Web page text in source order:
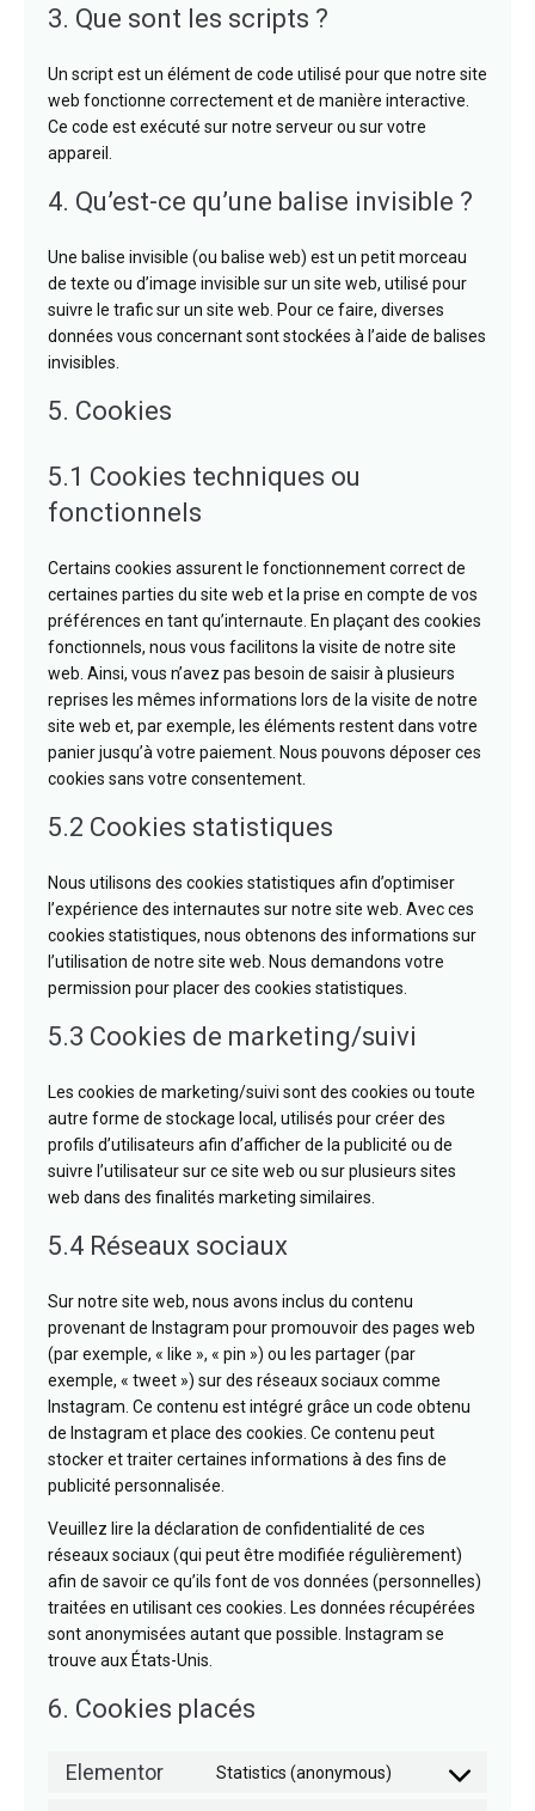
3. Que sont les scripts ?
Un script est un élément de code utilisé pour que notre site
web fonctionne correctement et de manière interactive.
Ce code est exécuté sur notre serveur ou sur votre
appareil.
4. Qu’est-ce qu’une balise invisible ?
Une balise invisible (ou balise web) est un petit morceau
de texte ou d’image invisible sur un site web, utilisé pour
suivre le trafic sur un site web. Pour ce faire, diverses
données vous concernant sont stockées à l’aide de balises
invisibles.
5. Cookies
5.1 Cookies techniques ou
fonctionnels
Certains cookies assurent le fonctionnement correct de
certaines parties du site web et la prise en compte de vos
préférences en tant qu’internaute. En plaçant des cookies
fonctionnels, nous vous facilitons la visite de notre site
web. Ainsi, vous n’avez pas besoin de saisir à plusieurs
reprises les mêmes informations lors de la visite de notre
site web et, par exemple, les éléments restent dans votre
panier jusqu’à votre paiement. Nous pouvons déposer ces
cookies sans votre consentement.
5.2 Cookies statistiques
Nous utilisons des cookies statistiques afin d’optimiser
l’expérience des internautes sur notre site web. Avec ces
cookies statistiques, nous obtenons des informations sur
l’utilisation de notre site web. Nous demandons votre
permission pour placer des cookies statistiques.
5.3 Cookies de marketing/suivi
Les cookies de marketing/suivi sont des cookies ou toute
autre forme de stockage local, utilisés pour créer des
profils d’utilisateurs afin d’afficher de la publicité ou de
suivre l’utilisateur sur ce site web ou sur plusieurs sites
web dans des finalités marketing similaires.
5.4 Réseaux sociaux
Sur notre site web, nous avons inclus du contenu
provenant de Instagram pour promouvoir des pages web
(par exemple, « like », « pin ») ou les partager (par
exemple, « tweet ») sur des réseaux sociaux comme
Instagram. Ce contenu est intégré grâce un code obtenu
de Instagram et place des cookies. Ce contenu peut
stocker et traiter certaines informations à des fins de
publicité personnalisée.
Veuillez lire la déclaration de confidentialité de ces
réseaux sociaux (qui peut être modifiée régulièrement)
afin de savoir ce qu’ils font de vos données (personnelles)
traitées en utilisant ces cookies. Les données récupérées
sont anonymisées autant que possible. Instagram se
trouve aux États-Unis.
6. Cookies placés
Elementor Statistics (anonymous)